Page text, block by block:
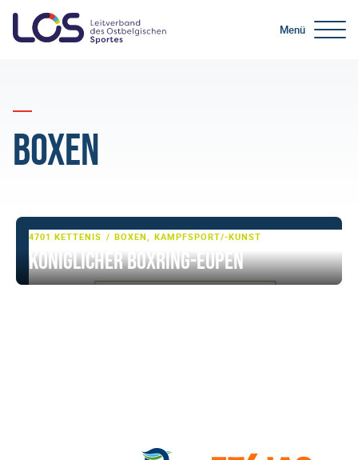
Menü
Boxen
4701 KETTENIS BOXEN, KAMPFSPORT/-KUNST
Königlicher Boxring-Eupen